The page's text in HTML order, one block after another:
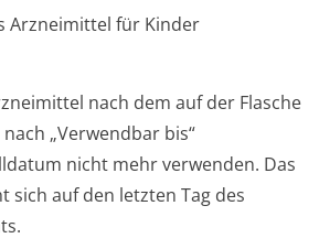
Arzneimittel für Kinder
nach dem auf der Flasche
„Verwendbar bis“
nicht mehr verwenden. Das
sich auf den letzten Tag des